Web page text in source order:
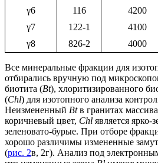
γ6
116 4200
γ7
122-1 4100
γ8
826-2 4000
Все минеральные фракции для
отбирались вручную под
биотита (Bt), хлоритизированного
(Chl) для изотопного анализа
Неизмененный Btв гранитах
коричневый цвет, Chl является ярко-
зеленовато-бурые. При отборе
хорошо различимы измененные
(рис. 2в, 2г). Анализ под